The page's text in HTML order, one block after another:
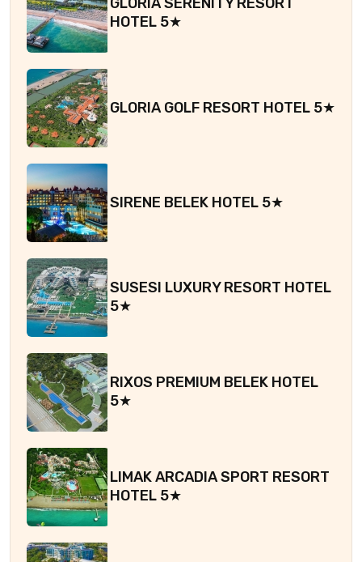
HOTEL 5★
GLORIA GOLF RESORT HOTEL 5★
SIRENE BELEK HOTEL 5★
SUSESI LUXURY RESORT HOTEL
5★
RIXOS PREMIUM BELEK HOTEL
5★
LIMAK ARCADIA SPORT RESORT
HOTEL 5★